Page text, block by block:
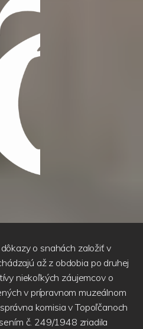
o snahách založiť v
až z obdobia po druhej
niekoľkých záujemcov o
v prípravnom muzeálnom
komisia v Topoľčanoch
č. 249/1948 zriadila